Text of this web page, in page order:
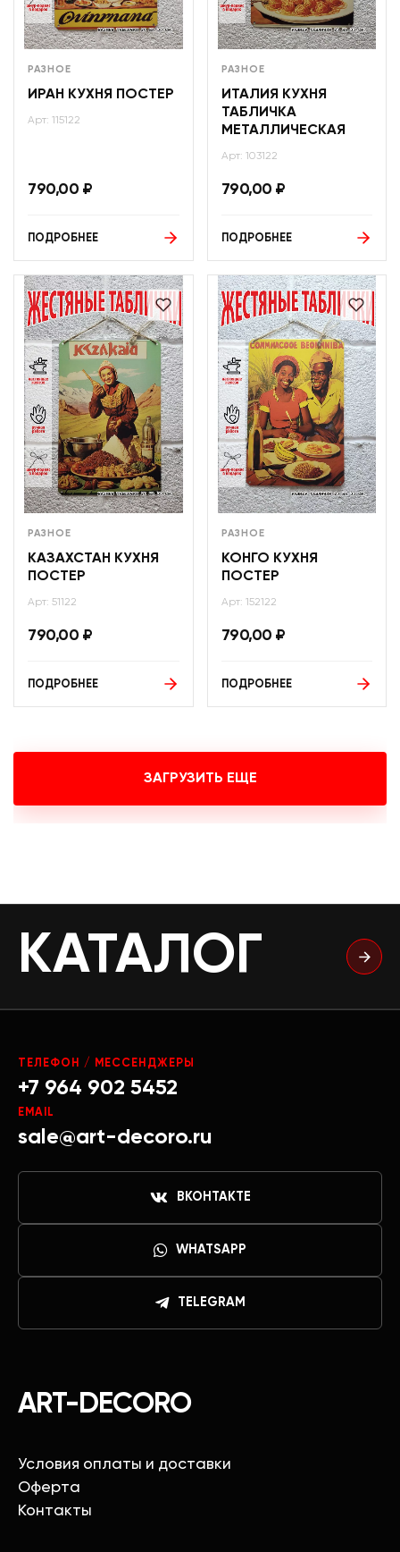
РАЗНОЕ
ИРАН КУХНЯ ПОСТЕР
Арт: 115122
790,00 ₽
ПОДРОБНЕЕ
РАЗНОЕ
ИТАЛИЯ КУХНЯ
ТАБЛИЧКА
МЕТАЛЛИЧЕСКАЯ
Арт: 103122
790,00 ₽
ПОДРОБНЕЕ
РАЗНОЕ
КАЗАХСТАН КУХНЯ
ПОСТЕР
Арт: 51122
790,00 ₽
ПОДРОБНЕЕ
РАЗНОЕ
КОНГО КУХНЯ
ПОСТЕР
Арт: 152122
790,00 ₽
ПОДРОБНЕЕ
ЗАГРУЗИТЬ ЕЩЕ
КАТАЛОГ
ART-DECORO
Условия оплаты и доставки
Оферта
Контакты
ТЕЛЕФОН / МЕССЕНДЖЕРЫ
+7 964 902 5452
EMAIL
sale@art-decoro.ru
ВКОНТАКТЕ
WHATSAPP
TELEGRAM